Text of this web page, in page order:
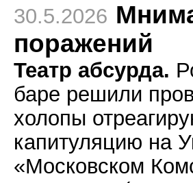
30.5.2026
поражений
Театр абсурда.
баре решили
холопы
капитуляцию на
«Московском